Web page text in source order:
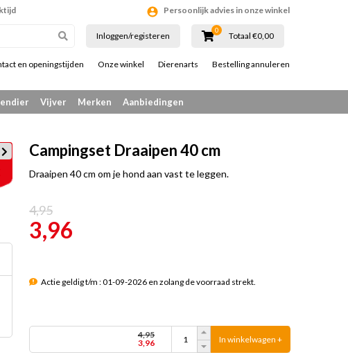
Persoonlijk advies in onze winkel
Inloggen/registeren
0
Totaal €0,00
en openingstijden Onze winkel Dierenarts Bestelling annuleren
Vijver Merken Aanbiedingen
Campingset Draaipen 40 cm
Draaipen 40 cm om je hond aan vast te leggen.
4,95
3,96
Actie geldig t/m : 01-09-2026 en zolang de voorraad strekt.
4,95
3,96
In winkelwagen +